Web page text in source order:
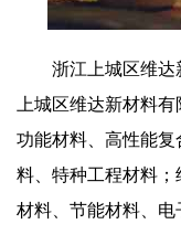
浙江上城区维达
上城区维达新材料
功能材料、高性能
料、特种工程材料
材料、节能材料、